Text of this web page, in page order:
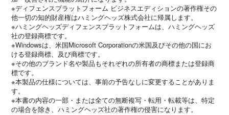
※ディフェンスプラットフォーム ビジネスエディションの著作権その
他一切の知的財産権はハミングヘッズ株式会社に帰属します。
※ハミングヘッズディフェンスプラットフォームは、ハミングヘッズ
社の登録商標です。
※Windowsは、米国Microsoft Corporationの米国及びその他の国にお
ける登録商標、及び商標です。
※その他のブランド名や製品もそれぞれの所有者の商標または登録商
標です。
※本製品の仕様については、事前の予告なしに変更することがありま
す。
※本書の内容の一部・または全ての無断複写・転用・転載等は、特定
の場合を除き、ハミングヘッズ社の著作権の侵害になります。